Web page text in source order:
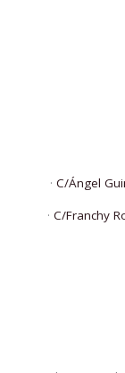
· C/Ángel
· C/Franchy